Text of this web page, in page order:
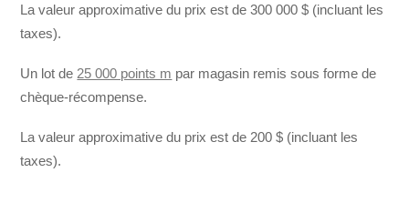
La valeur approximative du prix est de 300 000 $ (incluant les
taxes).
Un lot de 25 000 points m par magasin remis sous forme de
chèque-récompense.
La valeur approximative du prix est de 200 $ (incluant les
taxes).